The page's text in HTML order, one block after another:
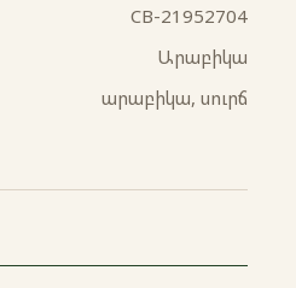
CB-21952704
Արաբիկա
արաբիկա, սուրճ